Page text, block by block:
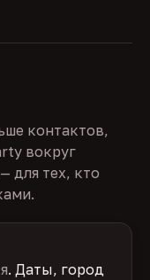
контактов,
вокруг
для тех, кто
. Даты, город